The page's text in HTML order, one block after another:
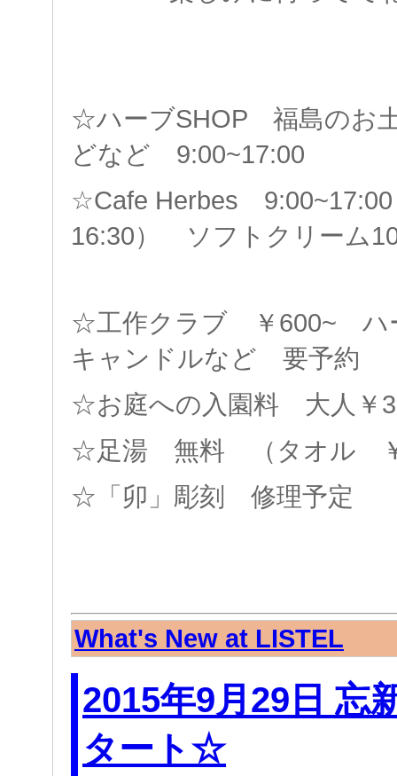
☆ハーブSHOP 福島のお
どなど 9:00~17:00
☆Cafe Herbes 9:00~17:00
16:30） ソフトクリーム
☆工作クラブ ￥600~ ハ
キャンドルなど 要予約
☆お庭への入園料 大人￥
☆足湯 無料 （タオル
☆「卯」彫刻 修理予定
What's New at LISTEL
2015年9月29日 忘
タート☆